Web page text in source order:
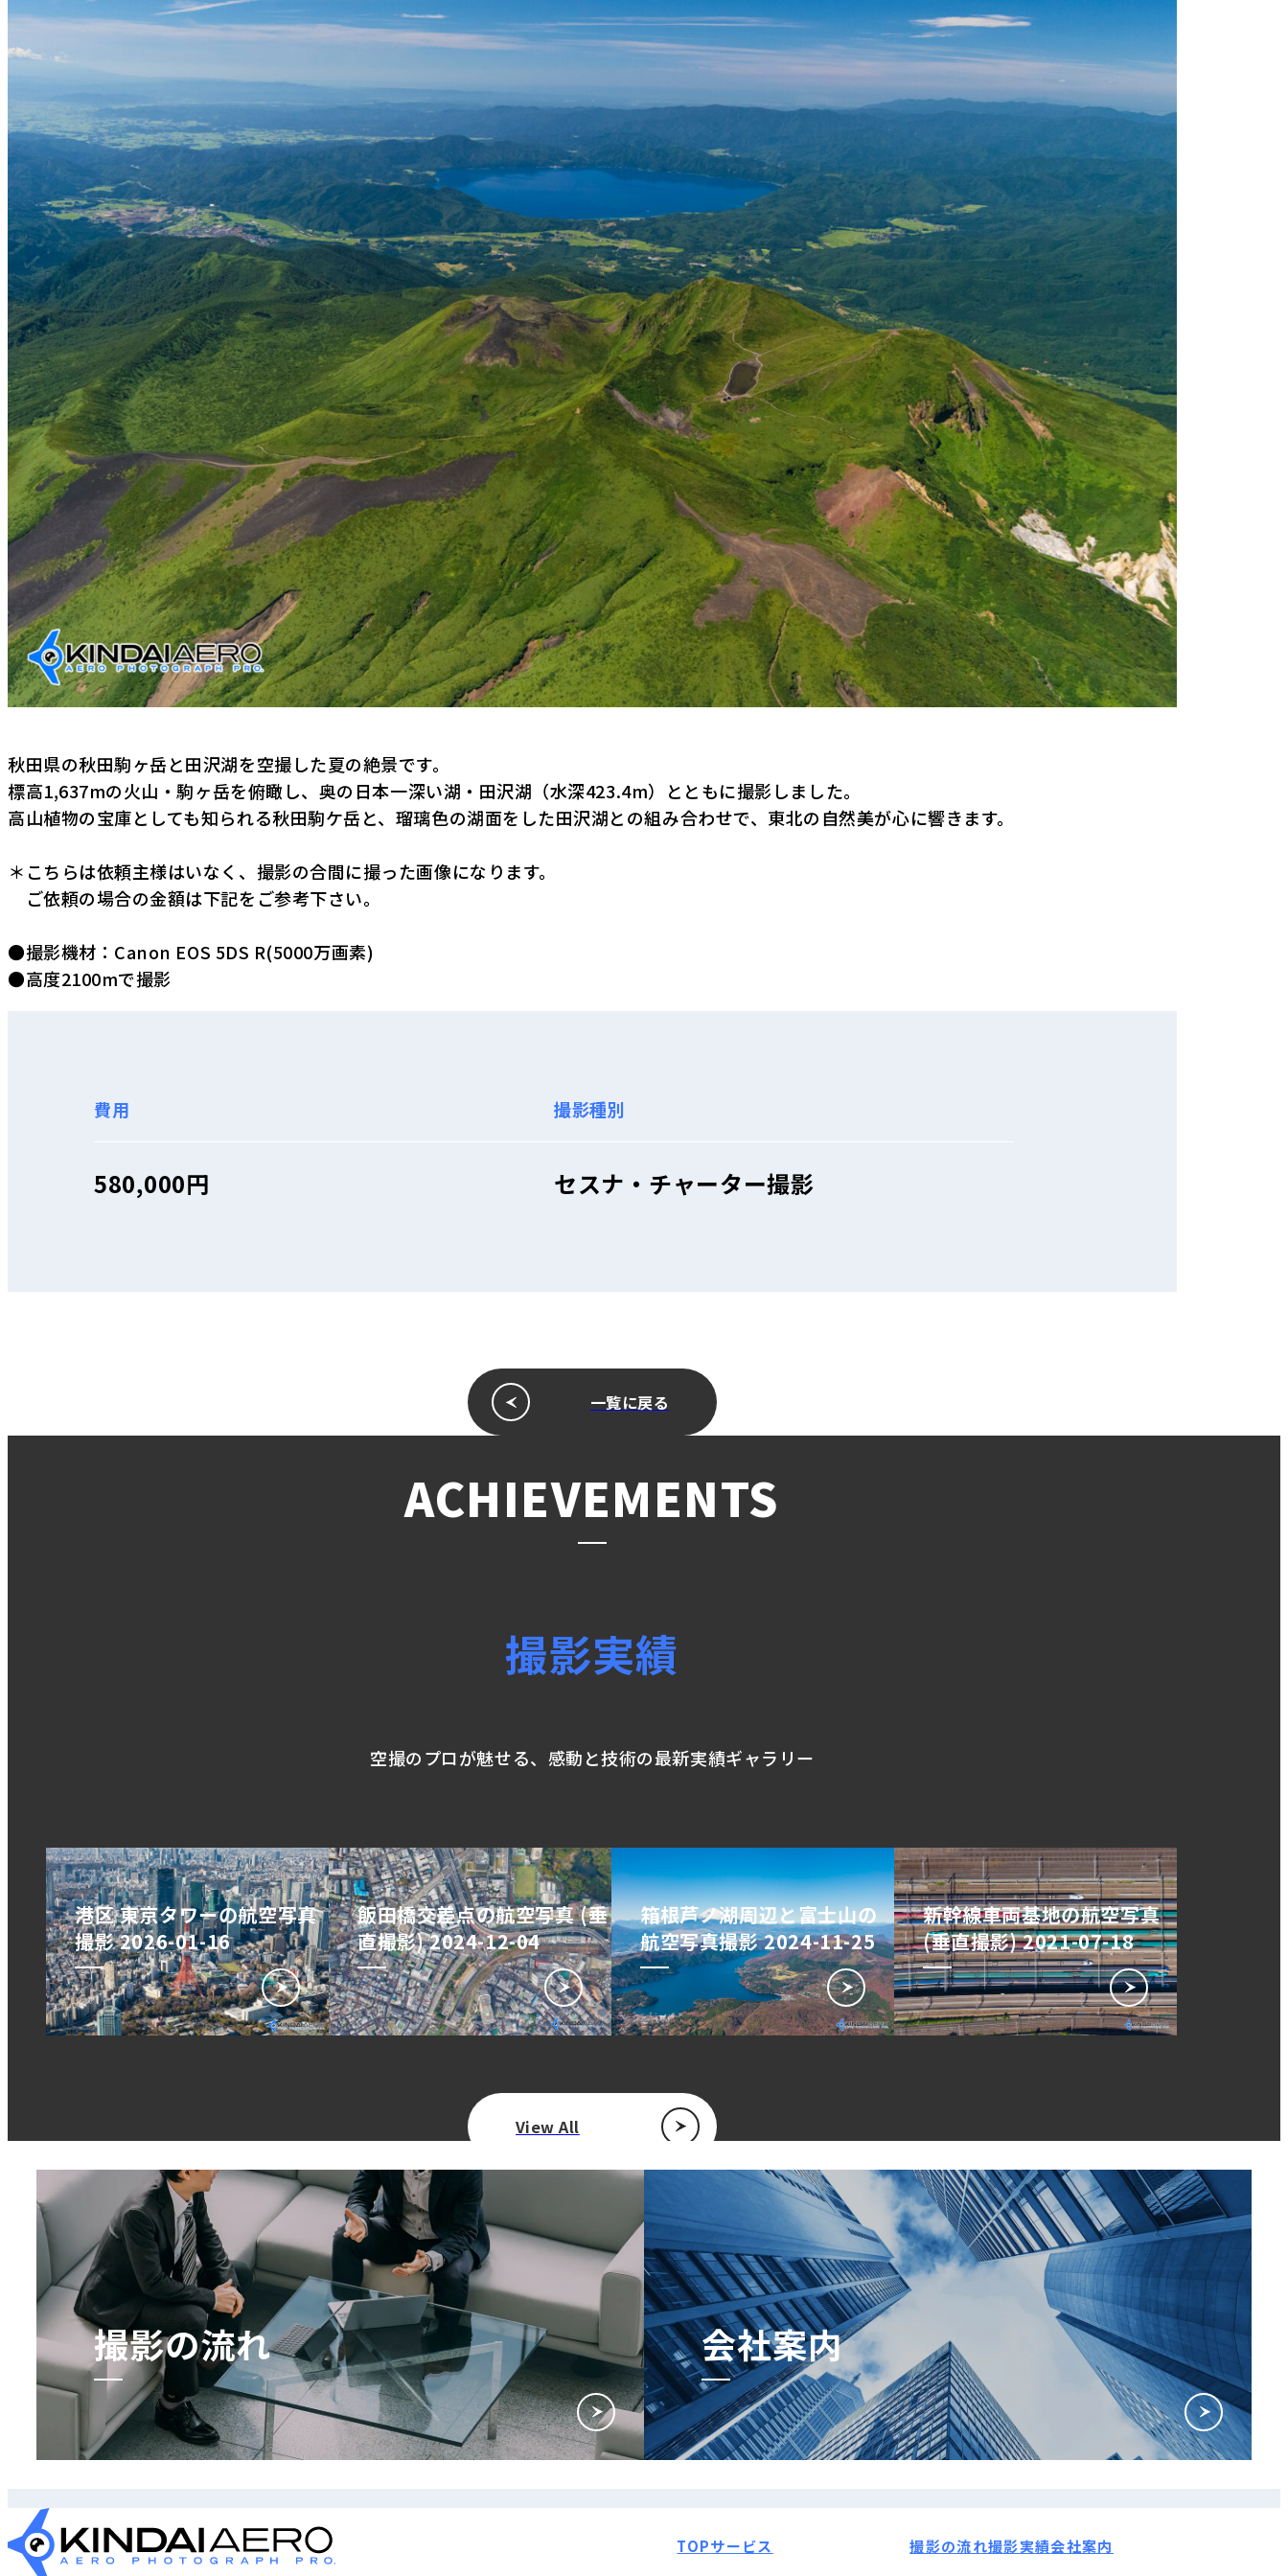
秋田県の秋田駒ヶ岳と田沢湖を空撮した夏の絶景です。
標高1,637mの火山・駒ヶ岳を俯瞰し、奥の日本一深い湖・田沢湖（水深423.4m）とともに撮影しました。
高山植物の宝庫としても知られる秋田駒ケ岳と、瑠璃色の湖面をした田沢湖との組み合わせで、東北の自然美が心に響きます。
＊こちらは依頼主様はいなく、撮影の合間に撮った画像になります。
ご依頼の場合の金額は下記をご参考下さい。
●撮影機材：Canon EOS 5DS R(5000万画素)
●高度2100mで撮影
費用
580,000円
撮影種別
セスナ・チャーター撮影
一覧に戻る
ACHIEVEMENTS
撮影実績
空撮のプロが魅せる、 感動と技術の最新実績ギャラリー
港区 東京タワーの航空写真
撮影 2026-01-16
飯田橋交差点の航空写真 (垂
直撮影) 2024-12-04
箱根芦ノ湖周辺と富士山の
航空写真撮影 2024-11-25
新幹線車両基地の航空写真
(垂直撮影) 2021-07-18
View All
撮影の流れ 会社案内
TOPサービス 撮影の流れ撮影実績会社案内